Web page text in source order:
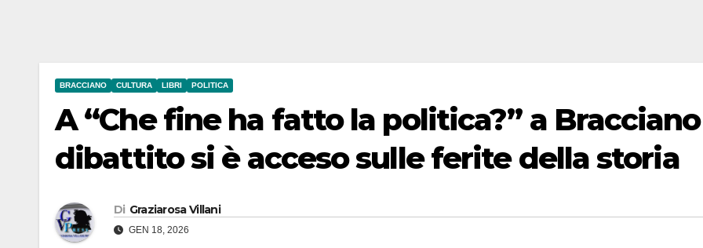
BRACCIANO CULTURA LIBRI POLITICA
A “Che fine ha fatto la politica?” a
dibattito si è acceso sulle ferite della storia
Di Graziarosa Villani
GEN 18, 2026